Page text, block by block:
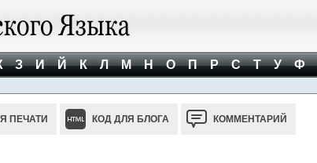
З И Й К Л М Н О П Р С Т У Ф
ПЕЧАТИ КОД ДЛЯ БЛОГА КОММЕНТАРИЙ